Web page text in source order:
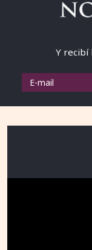
Y recibí